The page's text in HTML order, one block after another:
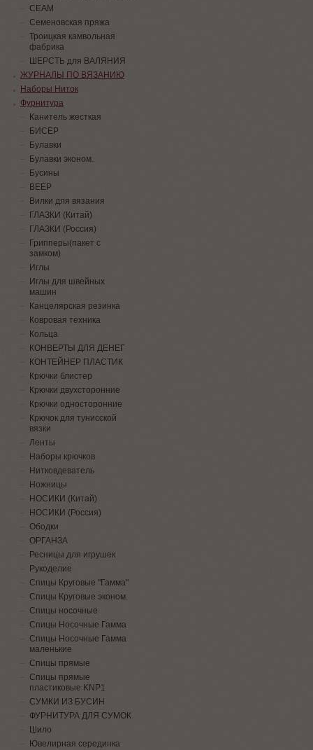
СЕАМ
Семеновская пряжа
Троицкая камвольная
фабрика
ШЕРСТЬ для ВАЛЯНИЯ
ЖУРНАЛЫ ПО ВЯЗАНИЮ
Наборы Ниток
Фурнитура
Канитель жесткая
БИСЕР
Булавки
Булавки эконом.
Бусины
ВЕЕР
Вилки для вязания
ГЛАЗКИ (Китай)
ГЛАЗКИ (Россия)
Грипперы(пакет с
замком)
Иглы
Иглы для швейных
машин
Канцелярская резинка
Ковровая техника
Кольца
КОНВЕРТЫ ДЛЯ ДЕНЕГ
КОНТЕЙНЕР ПЛАСТИК
Крючки блистер
Крючки двухсторонние
Крючки односторонние
Крючок для тунисской
вязки
Ленты
Наборы крючков
Нитковдеватель
Ножницы
НОСИКИ (Китай)
НОСИКИ (Россия)
Ободки
ОРГАНЗА
Ресницы для игрушек
Рукоделие
Спицы Круговые "Гамма"
Спицы Круговые эконом.
Спицы носочные
Спицы Носочные Гамма
Спицы Носочные Гамма
маленькие
Спицы прямые
Спицы прямые
пластиковые KNP1
СУМКИ ИЗ БУСИН
ФУРНИТУРА ДЛЯ СУМОК
Шило
Ювелирная серединка